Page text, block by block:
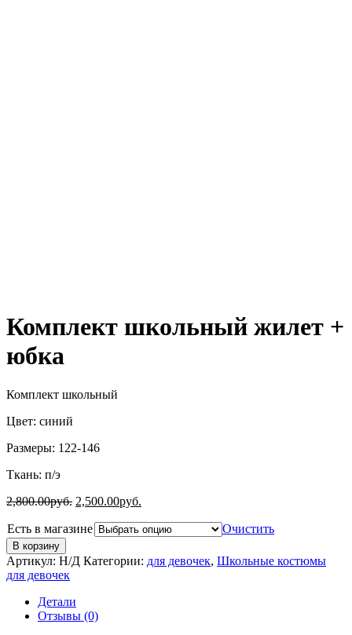
Комплект школьный жилет +
юбка
Комплект школьный
Цвет: синий
Размеры: 122-146
Ткань: п/э
2,800.00руб. 2,500.00руб.
Есть в магазине Очистить
В корзину
Артикул: Н/Д Категории: для девочек, Школьные костюмы
для девочек
Детали
Отзывы (0)